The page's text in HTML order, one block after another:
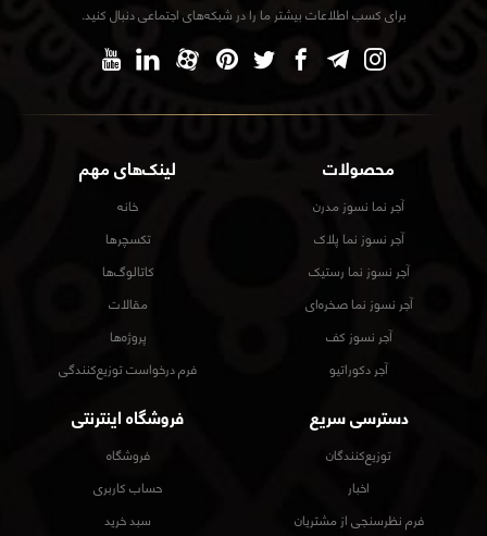
محصولات
آجر نما نسوز مدرن
آجر نسوز نما پلاک
آجر نسوز نما رستیک
آجر نسوز نما صخره‌ای
آجر نسوز کف
آجر دکوراتیو
لینک‌های مهم
خانه
تکسچرها
کاتالوگ‌ها
مقالات
پروژه‌ها
فرم درخواست توزیع‌کنندگی
برای کسب اطلاعات بیشتر ما را در شبکه‌های اجتماعی دنبال کنید.
دسترسی سریع
توزیع‌کنندگان
اخبار
فرم نظرسنجی از مشتریان
فروشگاه اینترنتی
فروشگاه
حساب کاربری
سبد خرید